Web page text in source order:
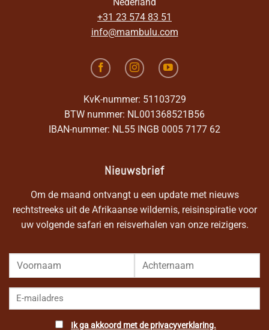
Nederland
+31 23 574 83 51
info@mambulu.com
KvK-nummer: 51103729
BTW nummer: NL001368521B56
IBAN-nummer: NL55 INGB 0005 7177 62
Nieuwsbrief
Om de maand ontvangt u een update met nieuws
rechtstreeks uit de Afrikaanse wildernis, reisinspiratie voor
uw volgende safari en reisverhalen van onze reizigers.
Ik ga akkoord met de privacyverklaring.